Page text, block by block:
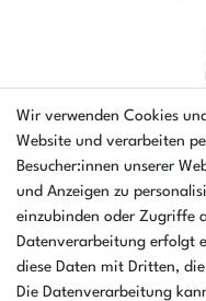
Wir verwenden Cookies
Website und verarbeiten
Besucher:innen unserer
und Anzeigen zu
einzubinden oder Zugriffe
Datenverarbeitung erfolgt
diese Daten mit Dritten,
Die Datenverarbeitung